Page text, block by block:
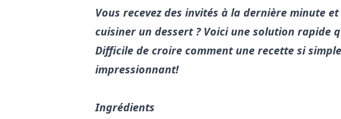
Vous recevez des invités à la dernière minute
cuisiner un dessert ? Voici une solution rapide
Difficile de croire comment une recette si
impressionnant!
Ingrédients